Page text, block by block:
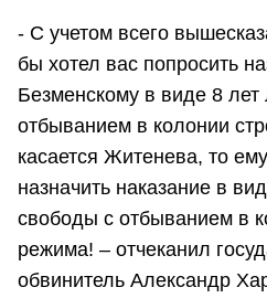
- С учетом всего
бы хотел вас попросить
Безменскому в виде 8
отбыванием в колонии
касается Житенева, то
назначить наказание в
свободы с отбыванием в
режима! – отчеканил
обвинитель Александр